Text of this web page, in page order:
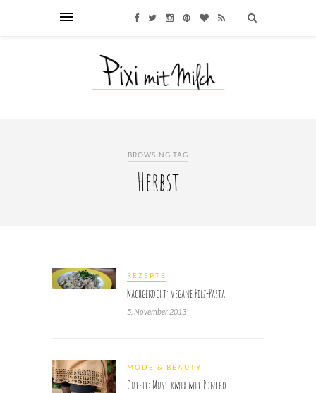
BROWSING TAG
Herbst
REZEPTE
Nachgekocht: vegane Pilz-Pasta
5. November 2013
MODE & BEAUTY
Outfit: Mustermix mit Poncho